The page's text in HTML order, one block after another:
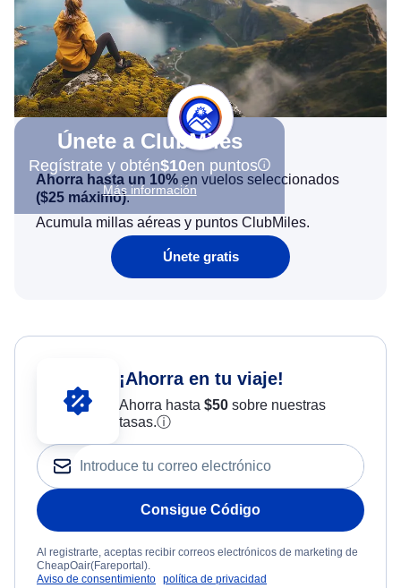
Únete a ClubMiles
Regístrate y obtén$10en puntos
Más información
Ahorra hasta un 10% en vuelos seleccionados
($25 máximo).
Acumula millas aéreas y puntos ClubMiles.
Únete gratis
¡Ahorra en tu viaje!
Ahorra hasta $50sobre nuestras
tasas.ⓘ
Consigue Código
Al registrarte, aceptas recibir correos electrónicos de marketing de
CheapOair(Fareportal).
Aviso de consentimiento política de privacidad